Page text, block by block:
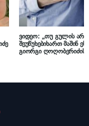
ვიდეო: „თუ გულის
შეუწუხებიხართ მაშინ
გიორგი ღოღობერიძის